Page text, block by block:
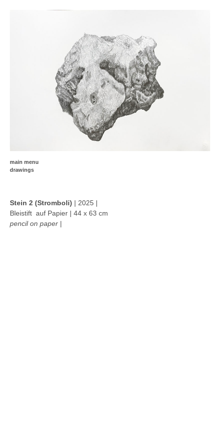
main menu
drawings
Stein 2 (Stromboli) | 2025 |
Bleistift auf Papier | 44 x 63 cm
pencil on paper |